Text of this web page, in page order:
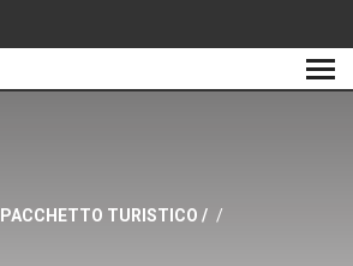
PACCHETTO TURISTICO / /